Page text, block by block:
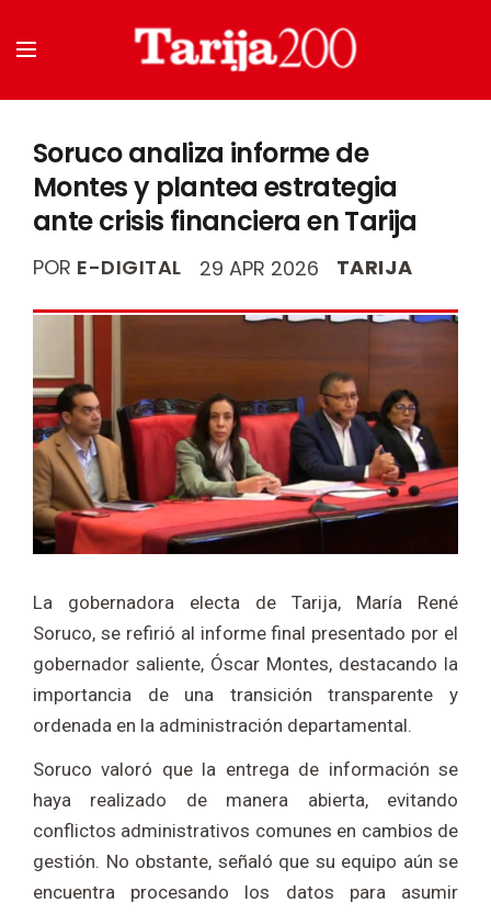
Soruco analiza informe de
Montes y plantea estrategia
ante crisis financiera en Tarija
POR E-DIGITAL 29 APR 2026 TARIJA
La gobernadora electa de Tarija, María René
Soruco, se refirió al informe final presentado por el
gobernador saliente, Óscar Montes, destacando la
importancia de una transición transparente y
ordenada en la administración departamental.
Soruco valoró que la entrega de información se
haya realizado de manera abierta, evitando
conflictos administrativos comunes en cambios de
gestión. No obstante, señaló que su equipo aún se
encuentra procesando los datos para asumir